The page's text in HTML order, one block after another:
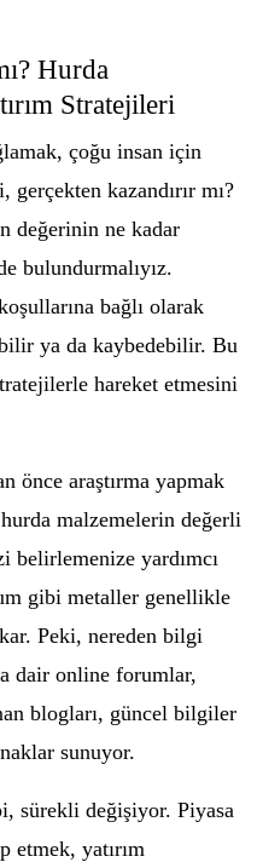
Hurda
Stratejileri
çoğu insan için
kazandırır mı?
değerinin ne kadar
bulundurmalıyız.
bağlı olarak
ya da kaybedebilir. Bu
hareket etmesini
önce araştırma yapmak
malzemelerin değerli
yardımcı
gibi metaller genellikle
Peki, nereden bilgi
dair online forumlar,
blogları, güncel bilgiler
sunuyor.
sürekli değişiyor. Piyasa
etmek, yatırım